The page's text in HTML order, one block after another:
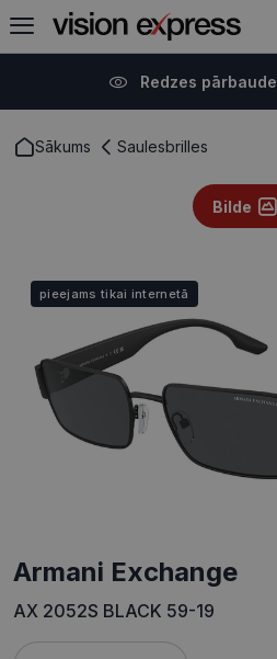
Redzes pārbaude
Sākums Saulesbrilles
Bilde
pieejams tikai internetā
Armani Exchange
AX 2052S BLACK 59-19